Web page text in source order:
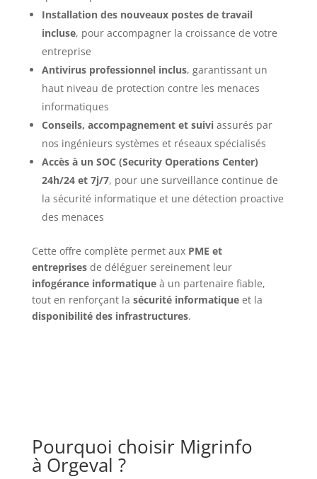
Installation des nouveaux postes de travail
incluse, pour accompagner la croissance de votre
entreprise
Antivirus professionnel inclus, garantissant un
haut niveau de protection contre les menaces
informatiques
Conseils, accompagnement et suiviassurés par
nos ingénieurs systèmes et réseaux spécialisés
Accès à un SOC (Security Operations Center)
24h/24 et 7j/7, pour une surveillance continue de
la sécurité informatique et une détection proactive
des menaces
Cette offre complète permet aux PME et
entreprisesde déléguer sereinement leur
infogérance informatiqueà un partenaire fiable,
tout en renforçant la sécurité informatiqueet la
disponibilité des infrastructures.
Pourquoi choisir Migrinfo
à Orgeval ?